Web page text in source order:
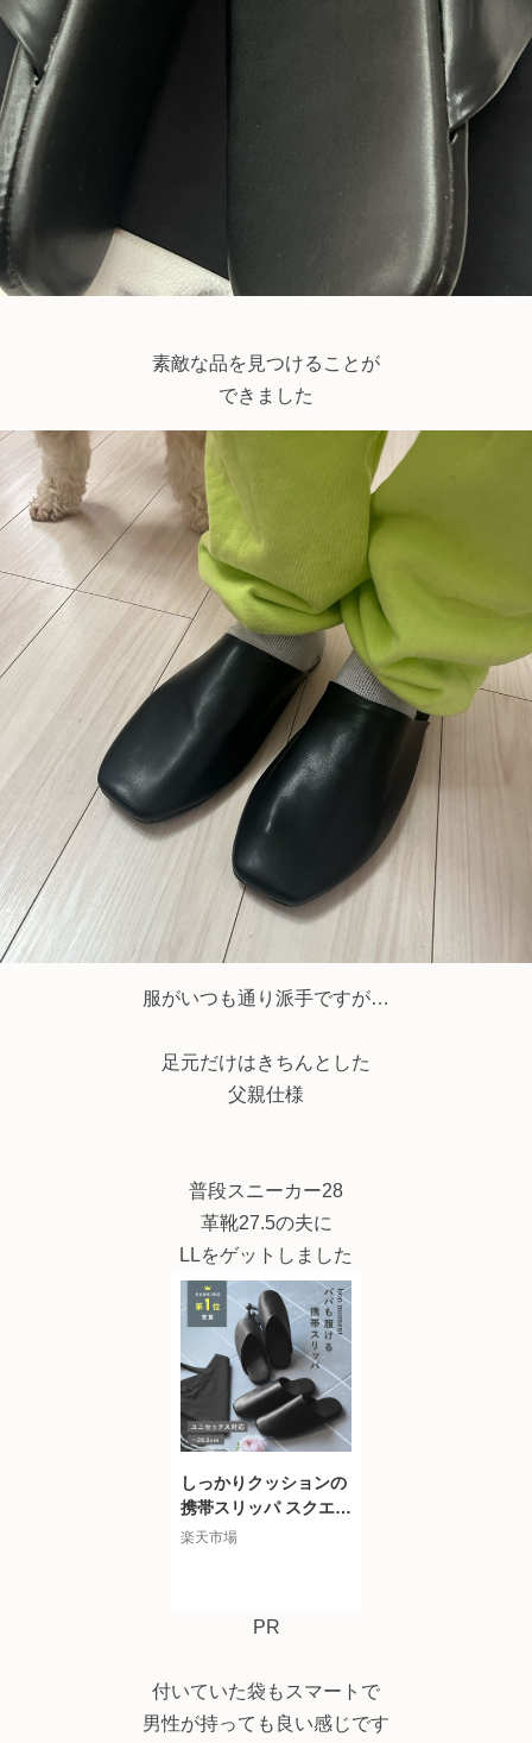
素敵な品を見つけることが
できました
服がいつも通り派手ですが…
足元だけはきちんとした
父親仕様
普段スニーカー28
革靴27.5の夫に
LLをゲットしました
しっかりクッションの
携帯スリッパ スクエア
カット ユニセックス対
おしゃれ 携帯シューズ
卒業式 卒園式 参観 yr
h/bon moment ボン
モマン【送料無料】
楽天市場
PR
付いていた袋もスマートで
男性が持っても良い感じです